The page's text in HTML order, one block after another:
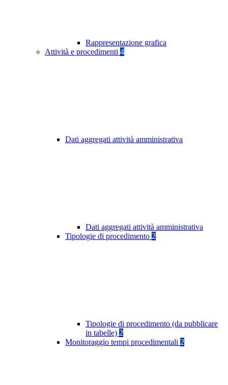
Rappresentazione grafica
Attività e procedimenti 4
Dati aggregati attività amministrativa
Dati aggregati attività amministrativa
Tipologie di procedimento 2
Tipologie di procedimento (da pubblicare
in tabelle) 2
Monitoraggio tempi procedimentali 2